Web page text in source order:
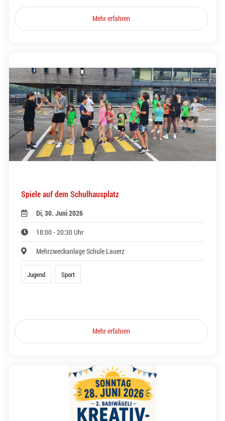
Mehr erfahren
Spiele auf dem Schulhausplatz
Di, 30. Juni 2026
18:00 - 20:30 Uhr
Mehrzweckanlage Schule Lauerz
Jugend Sport
Mehr erfahren